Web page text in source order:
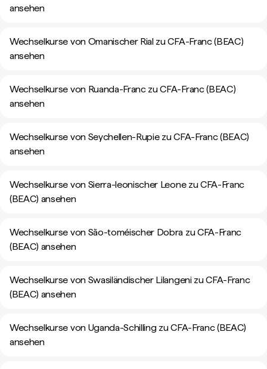
ansehen
Wechselkurse von Omanischer Rial zu CFA-Franc (BEAC)
ansehen
Wechselkurse von Ruanda-Franc zu CFA-Franc (BEAC)
ansehen
Wechselkurse von Seychellen-Rupie zu CFA-Franc (BEAC)
ansehen
Wechselkurse von Sierra-leonischer Leone zu CFA-Franc
(BEAC) ansehen
Wechselkurse von São-toméischer Dobra zu CFA-Franc
(BEAC) ansehen
Wechselkurse von Swasiländischer Lilangeni zu CFA-Franc
(BEAC) ansehen
Wechselkurse von Uganda-Schilling zu CFA-Franc (BEAC)
ansehen